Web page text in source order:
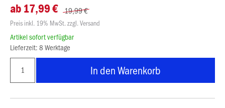
ab 17,99 € 19,99 €
Preis inkl. 19% MwSt. zzgl. Versand
Artikel sofort verfügbar
Lieferzeit: 8 Werktage
In den Warenkorb